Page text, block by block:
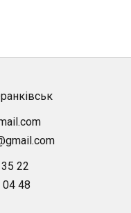
22
48